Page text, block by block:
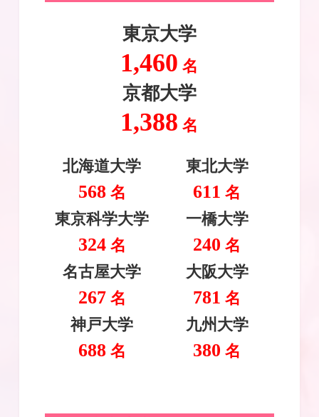
東京大学
1,460 名
京都大学
1,388 名
北海道大学
568 名
東北大学
611 名
東京科学大学
324名
一橋大学
240 名
名古屋大学
267 名
大阪大学
781 名
神戸大学
688 名
九州大学
380 名